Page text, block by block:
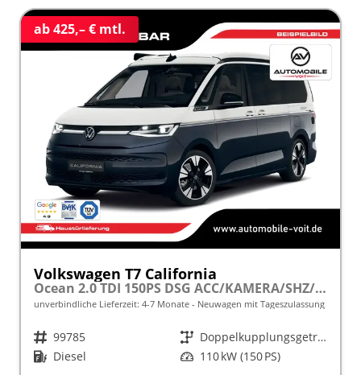
ab 425,– € mtl.
Volkswagen T7 California
Ocean 2.0 TDI 150PS DSG ACC/KAMERA/SHZ/LED/3Z.KLIMA frei konfigurierbar!
unverbindliche Lieferzeit: 4-7 Monate Neuwagen mit Tageszulassung
Fahrzeugnr. 99785 Getriebe
Doppelkupplungsgetriebe (DSG)
Kraftstoff Diesel Leistung 110 kW (150 PS)